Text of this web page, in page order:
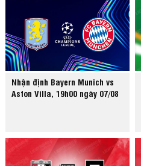
Nhận định Bayern Munich vs
Aston Villa, 19h00 ngày 07/08